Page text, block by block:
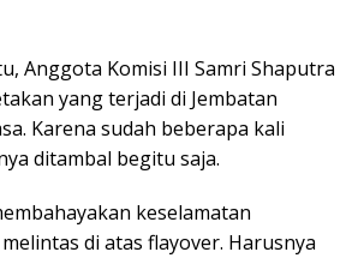
Anggota Komisi III Samri Shaputra
yang terjadi di Jembatan
Karena sudah beberapa kali
ditambal begitu saja.
keselamatan
di atas flayover. Harusnya